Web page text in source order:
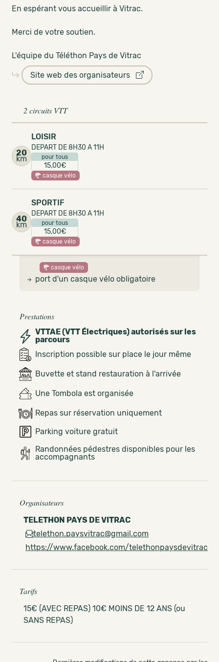
En espérant vous accueillir à Vitrac.
Merci de votre soutien.
L'équipe du Téléthon Pays de Vitrac
Site web des organisateurs
2 circuits VTT
20
km
LOISIR
DEPART DE 8H30 A 11H
pour tous
15,00€
casque vélo
40
km
SPORTIF
DEPART DE 8H30 A 11H
pour tous
15,00€
casque vélo
casque vélo
port d'un casque vélo obligatoire
Prestations
VTTAE (VTT Électriques) autorisés sur les
parcours
Inscription possible sur place le jour même
Buvette et stand restauration à l'arrivée
Une Tombola est organisée
Repas sur réservation uniquement
Parking voiture gratuit
Randonnées pédestres disponibles pour les
accompagnants
Organisateurs
TELETHON PAYS DE VITRAC
telethon.paysvitrac@gmail.com
https://www.facebook.com/telethonpaysdevitrac
Tarifs
15€ (AVEC REPAS) 10€ MOINS DE 12 ANS (ou
SANS REPAS)